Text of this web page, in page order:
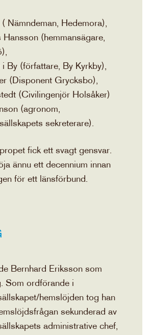
Nämndeman, Hedemora),
(hemmansägare,
By (författare, By Kyrkby),
(Disponent Grycksbo),
(Civilingenjör Holsåker)
(agronom,
sekreterare).
fick ett svagt gensvar.
ännu ett decennium innan
för ett länsförbund.
Bernhard Eriksson som
Som ordförande i
hemslöjden tog han
sekunderad av
administrative chef,